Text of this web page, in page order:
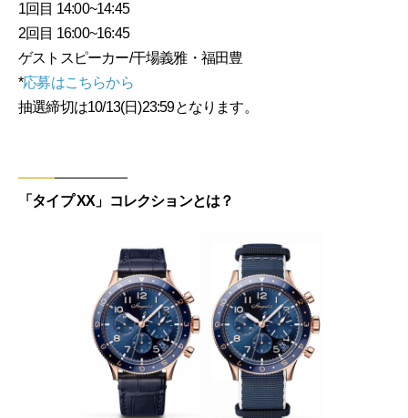
1回目 14:00~14:45
2回目 16:00~16:45
ゲストスピーカー/干場義雅・福田豊
*応募はこちらから
抽選締切は10/13(日)23:59となります。
「タイプ XX」コレクションとは？